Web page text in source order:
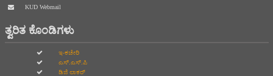
KUD Webmail
ತ್ವರಿತ ಕೊಂಡಿಗಳು
ಇ-ಕಚೇರಿ
ಎಸ್.ಎಸ್.ಪಿ
ಡಿಜಿ ಲಾಕರ್